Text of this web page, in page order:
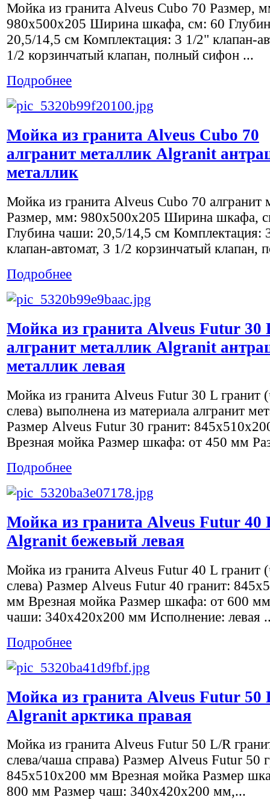
Мойка из гранита Alveus Cubo 70 Размер,
980x500х205 Ширина шкафа, см: 60
20,5/14,5 см Комплектация: 3 1/2" клапан-
1/2 корзинчатый клапан, полный сифон ...
Подробнее
Мойка из гранита Alveus Cubo 70
алгранит металлик Algranit
металлик
Мойка из гранита Alveus Cubo 70 алгранит
Размер, мм: 980x500х205 Ширина шкафа,
Глубина чаши: 20,5/14,5 см Комплектация:
клапан-автомат, 3 1/2 корзинчатый клапан,
Подробнее
Мойка из гранита Alveus Futur 30
алгранит металлик Algranit
металлик левая
Мойка из гранита Alveus Futur 30 L гранит
слева) выполнена из материала алгранит
Размер Alveus Futur 30 гранит:
Врезная мойка Размер шкафа: от 450 мм
Подробнее
Мойка из гранита Alveus Futur 40
Algranit бежевый левая
Мойка из гранита Alveus Futur 40 L гранит
слева) Размер Alveus Futur 40 гранит:
мм Врезная мойка Размер шкафа: от 600
чаши: 340х420х200 мм Исполнение: левая
Подробнее
Мойка из гранита Alveus Futur 50
Algranit арктика правая
Мойка из гранита Alveus Futur 50 L/R
слева/чаша справа) Размер Alveus Futur 50
845x510х200 мм Врезная мойка Размер
800 мм Размер чаш: 340х420х200 мм,...